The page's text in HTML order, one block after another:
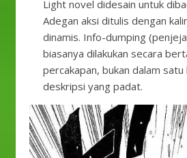
Light novel didesain untuk
Adegan aksi ditulis dengan
dinamis. Info-dumping
biasanya dilakukan secara
percakapan, bukan dalam satu
deskripsi yang padat.